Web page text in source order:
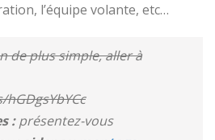
l’équipe volante, etc…
de plus simple, aller à
:présentez-vous